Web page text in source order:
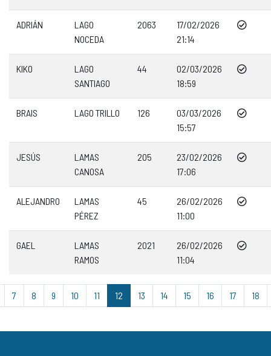
ADRIÁN
LAGO
NOCEDA
2063
17/02/2026
21:14
KIKO
LAGO
SANTIAGO
44
02/03/2026
18:59
BRAIS LAGO TRILLO 126
03/03/2026
15:57
JESÚS
LAMAS
CANOSA
205
23/02/2026
17:06
ALEJANDRO
LAMAS
PÉREZ
45
26/02/2026
11:00
GAEL
LAMAS
RAMOS
2021
26/02/2026
11:04
7 8 9 10 11 12 13 14 15 16 17 18